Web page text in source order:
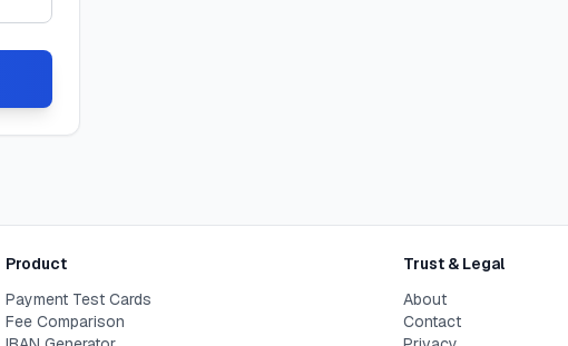
Product
Payment Test Cards
Fee Comparison
Trust & Legal
About
Contact